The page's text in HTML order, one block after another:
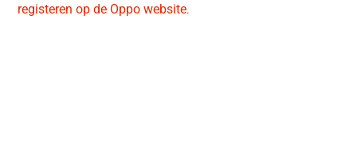
registeren op de Oppo website.